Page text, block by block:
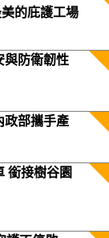
的庇護工場
與防衛韌性
政部攜手產
銜接樹谷園